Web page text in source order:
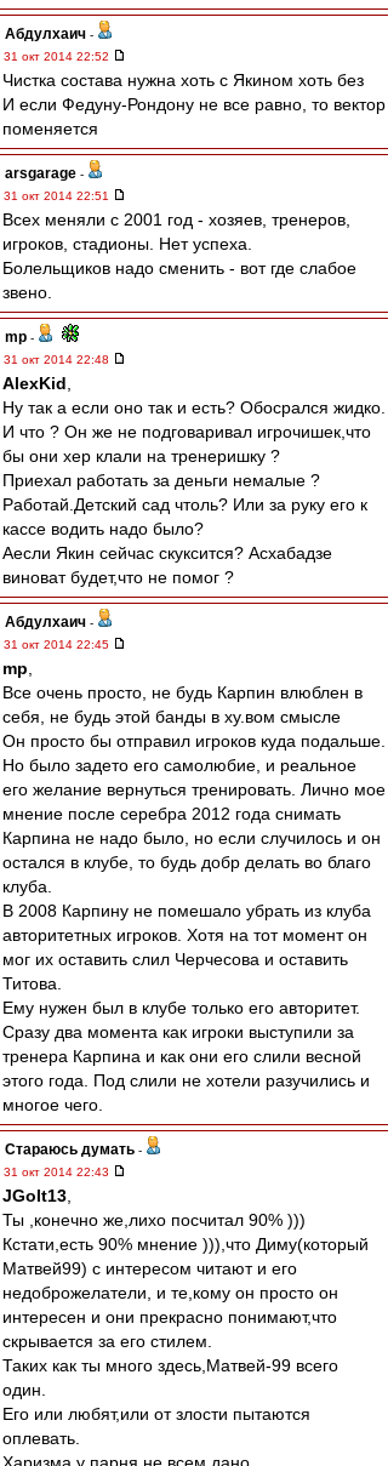
Абдулхаич -
31 окт 2014 22:52
Чистка состава нужна хоть с Якином хоть без
И если Федуну-Рондону не все равно, то вектор
поменяется
arsgarage -
31 окт 2014 22:51
Всех меняли с 2001 год - хозяев, тренеров,
игроков, стадионы. Нет успеха.
Болельщиков надо сменить - вот где слабое
звено.
mp -
31 окт 2014 22:48
AlexKid
Ну так а если оно так и есть? Обосрался жидко.
И что ? Он же не подговаривал игрочишек,что
бы они хер клали на тренеришку ?
Приехал работать за деньги немалые ?
Работай.Детский сад чтоль? Или за руку его к
кассе водить надо было?
Аесли Якин сейчас скуксится? Асхабадзе
виноват будет,что не помог ?
Абдулхаич -
31 окт 2014 22:45
mp
Все очень просто, не будь Карпин влюблен в
себя, не будь этой банды в ху.вом смысле
Он просто бы отправил игроков куда подальше.
Но было задето его самолюбие, и реальное
его желание вернуться тренировать. Лично мое
мнение после серебра 2012 года снимать
Карпина не надо было, но если случилось и он
остался в клубе, то будь добр делать во благо
клуба.
В 2008 Карпину не помешало убрать из клуба
авторитетных игроков. Хотя на тот момент он
мог их оставить слил Черчесова и оставить
Титова.
Ему нужен был в клубе только его авторитет.
Сразу два момента как игроки выступили за
тренера Карпина и как они его слили весной
этого года. Под слили не хотели разучились и
многое чего.
Стараюсь думать -
31 окт 2014 22:43
JGolt13
Ты ,конечно же,лихо посчитал 90% )))
Кстати,есть 90% мнение ))),что Диму(который
Матвей99) с интересом читают и его
недоброжелатели, и те,кому он просто он
интересен и они прекрасно понимают,что
скрывается за его стилем.
Таких как ты много здесь,Матвей-99 всего
один.
Его или любят,или от злости пытаются
оплевать.